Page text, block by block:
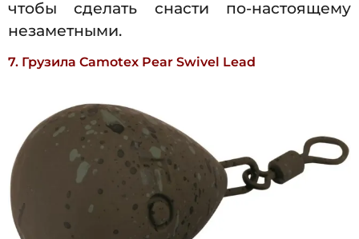
чтобы сделать снасти по-настоящему
незаметными.
7. Грузила Camotex Pear Swivel Lead